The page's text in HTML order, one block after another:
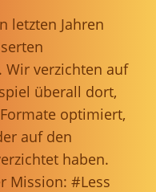
letzten Jahren
Wir verzichten auf
überall dort,
optimiert,
auf den
haben.
Mission: #Less